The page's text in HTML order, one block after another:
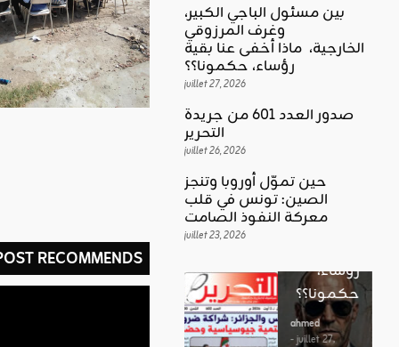
RECOMMENDS
بين مسئول الباجي الكبير،
وغرف المرزوقي
الخارجية، ماذا أخفى عنا بقية
رؤساء، حكمونا؟؟
juillet 27, 2026
صدور العدد 601 من جريدة
التحرير
juillet 26, 2026
حين تموّل أوروبا وتنجز
الصين: تونس في قلب
معركة النفوذ الصامت
juillet 23, 2026
اقليمي ودولي
حين تموّل
أوروبا
النفوذ
الصامت
غير الإتجاه
ahmed
بين
الباجي
المرزوقي
الخارجية،
ماذا أخفى
رؤساء،
حكمونا؟؟
ahmed
- juillet 27,